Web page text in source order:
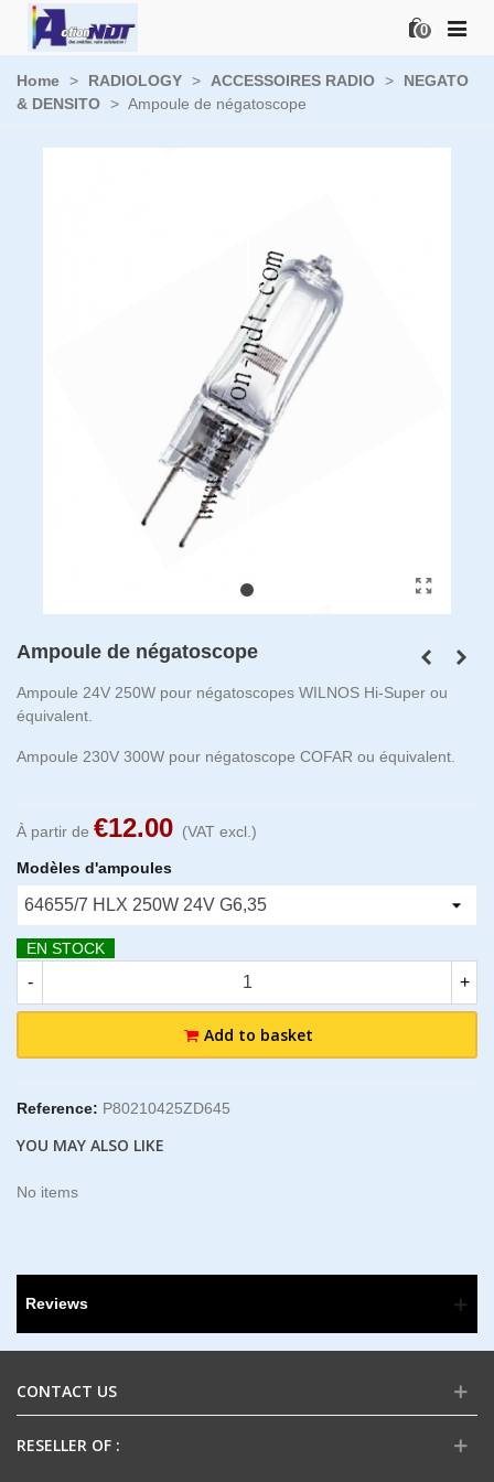
0
Home > RADIOLOGY > ACCESSOIRES RADIO >
NEGATO
& DENSITO > Ampoule de négatoscope
Ampoule de négatoscope
Ampoule 24V 250W pour négatoscopes WILNOS Hi-Super ou
équivalent.
Ampoule 230V 300W pour négatoscope COFAR ou équivalent.
À partir de €12.00 (VAT excl.)
Modèles d'ampoules
EN STOCK
- +
Add to basket
Reference: P80210425ZD645
YOU MAY ALSO LIKE
No items
Reviews
CONTACT US
RESELLER OF :